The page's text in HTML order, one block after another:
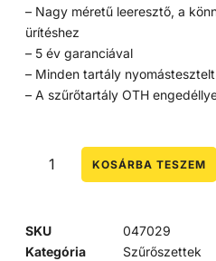
– Nagy méretű leeresztő, a
ürítéshez
– 5 év garanciával
– Minden tartály nyomástesztelt
– A szűrőtartály OTH
KOSÁRBA TESZEM
SKU
047029
Kategória
Szűrőszettek